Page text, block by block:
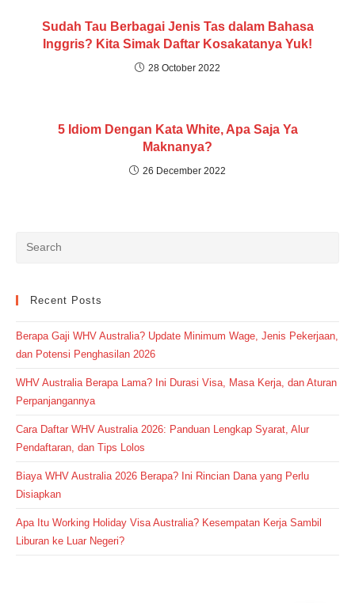
Sudah Tau Berbagai Jenis Tas dalam Bahasa
Inggris? Kita Simak Daftar Kosakatanya Yuk!
28 October 2022
5 Idiom Dengan Kata White, Apa Saja Ya
Maknanya?
26 December 2022
Recent Posts
Berapa Gaji WHV Australia? Update Minimum Wage, Jenis Pekerjaan,
dan Potensi Penghasilan 2026
WHV Australia Berapa Lama? Ini Durasi Visa, Masa Kerja, dan Aturan
Perpanjangannya
Cara Daftar WHV Australia 2026: Panduan Lengkap Syarat, Alur
Pendaftaran, dan Tips Lolos
Biaya WHV Australia 2026 Berapa? Ini Rincian Dana yang Perlu
Disiapkan
Apa Itu Working Holiday Visa Australia? Kesempatan Kerja Sambil
Liburan ke Luar Negeri?